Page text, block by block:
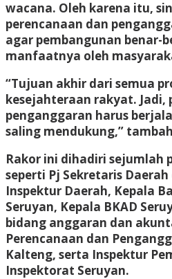
wacana. Oleh karena itu,
perencanaan dan
agar pembangunan benar-
manfaatnya oleh
“Tujuan akhir dari semua
kesejahteraan rakyat. Jadi,
penganggaran harus
saling mendukung,”
Rakor ini dihadiri sejumlah
seperti Pj Sekretaris Daerah
Inspektur Daerah, Kepala
Seruyan, Kepala BKAD
bidang anggaran dan
Perencanaan dan
Kalteng, serta Inspektur
Inspektorat Seruyan.